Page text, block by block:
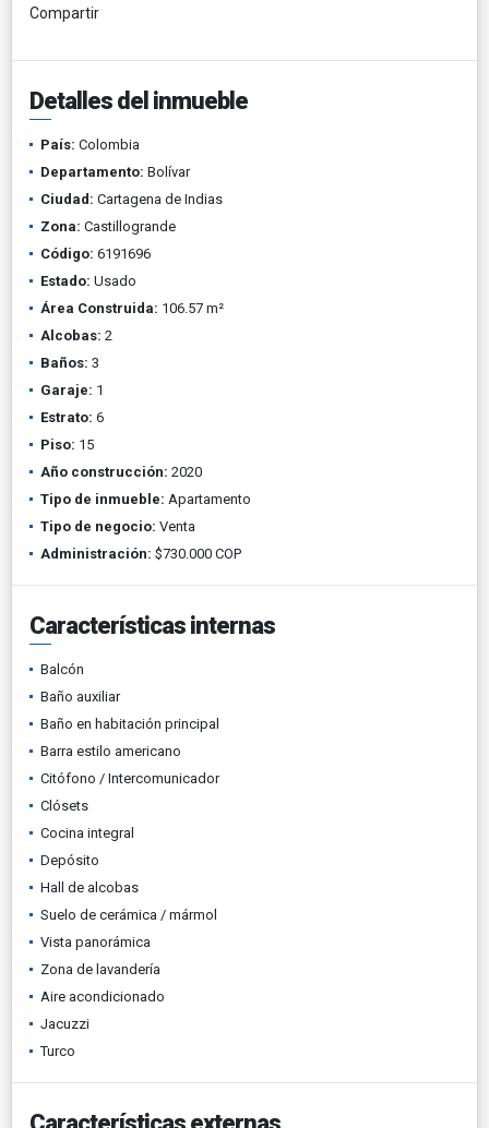
Compartir
Detalles del inmueble
País: Colombia
Departamento: Bolívar
Ciudad: Cartagena de Indias
Zona: Castillogrande
Código: 6191696
Estado: Usado
Área Construida: 106.57 m²
Alcobas: 2
Baños: 3
Garaje: 1
Estrato: 6
Piso: 15
Año construcción: 2020
Tipo de inmueble: Apartamento
Tipo de negocio: Venta
Administración: $730.000 COP
Características internas
Balcón
Baño auxiliar
Baño en habitación principal
Barra estilo americano
Citófono / Intercomunicador
Clósets
Cocina integral
Depósito
Hall de alcobas
Suelo de cerámica / mármol
Vista panorámica
Zona de lavandería
Aire acondicionado
Jacuzzi
Turco